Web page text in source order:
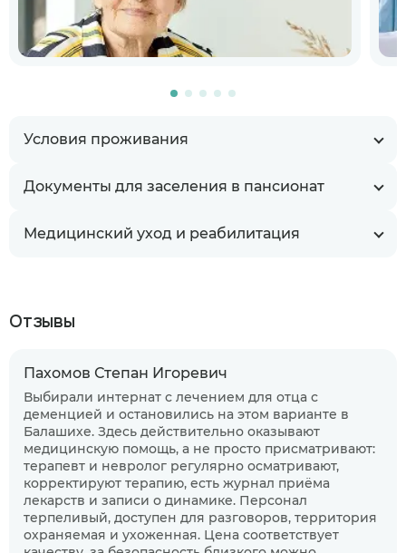
Условия проживания
Документы для заселения в пансионат
Медицинский уход и реабилитация
Отзывы
Пахомов Степан Игоревич
Выбирали интернат с лечением для отца с
деменцией и остановились на этом варианте в
Балашихе. Здесь действительно оказывают
медицинскую помощь, а не просто присматривают:
терапевт и невролог регулярно осматривают,
корректируют терапию, есть журнал приёма
лекарств и записи о динамике. Персонал
терпеливый, доступен для разговоров, территория
охраняемая и ухоженная. Цена соответствует